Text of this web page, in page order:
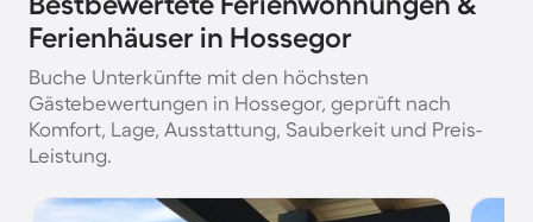
Ferienhäuser in Hossegor
Buche Unterkünfte mit den höchsten
Gästebewertungen in Hossegor, geprüft nach
Komfort, Lage, Ausstattung, Sauberkeit und Preis-
Leistung.